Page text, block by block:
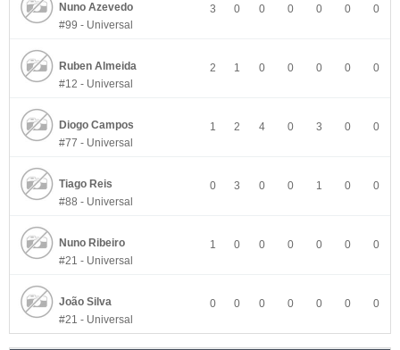
Nuno Azevedo
#99 - Universal
3 0 0 0 0 0 0
Ruben Almeida
#12 - Universal
2 1 0 0 0 0 0
Diogo Campos
#77 - Universal
1 2 4 0 3 0 0
Tiago Reis
#88 - Universal
0 3 0 0 1 0 0
Nuno Ribeiro
#21 - Universal
1 0 0 0 0 0 0
João Silva
#21 - Universal
0 0 0 0 0 0 0